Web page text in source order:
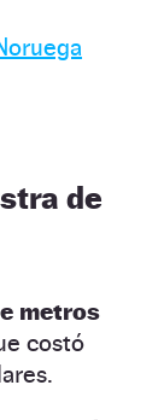
de
metros
costó